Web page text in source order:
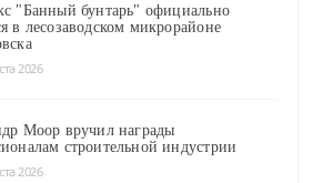
"Банный бунтарь" официально
в лесозаводском микрорайоне
2026
Моор вручил награды
строительной индустрии
2026